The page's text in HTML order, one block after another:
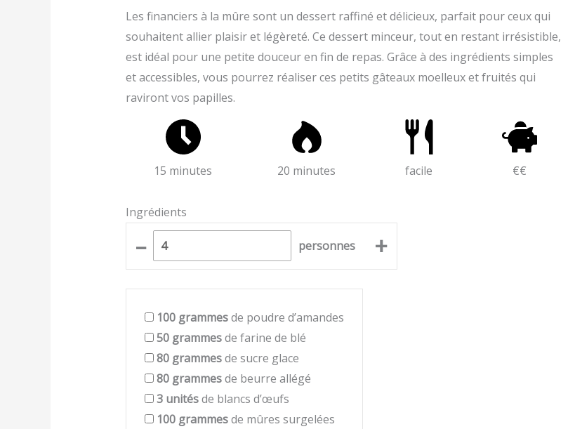
Les financiers à la mûre sont un dessert raffiné et délicieux, parfait pour ceux qui
souhaitent allier plaisir et légèreté. Ce dessert minceur, tout en restant irrésistible,
est idéal pour une petite douceur en fin de repas. Grâce à des ingrédients simples
et accessibles, vous pourrez réaliser ces petits gâteaux moelleux et fruités qui
raviront vos papilles.
15 minutes 20 minutes facile €€
Ingrédients
– personnes +
100 grammesde poudre d’amandes
50 grammesde farine de blé
80 grammesde sucre glace
80 grammesde beurre allégé
3 unitésde blancs d’œufs
100 grammesde mûres surgelées